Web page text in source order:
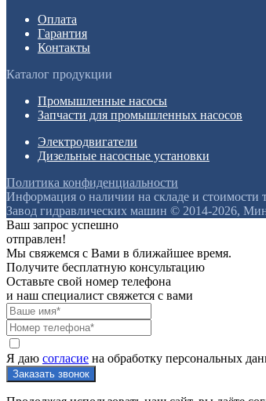
Оплата
Гарантия
Контакты
Каталог продукции
Промышленные насосы
Запчасти для промышленных насосов
Электродвигатели
Дизельные насосные установки
Политика конфиденциальности
Информация о наличии на складе и стоимости
Завод гидравлических машин © 2014-2026,
Ваш запрос успешно
отправлен!
Мы свяжемся с Вами в ближайшее время.
Получите бесплатную консультацию
Оставьте свой номер телефона
и наш специалист свяжется с вами
Я даю согласие на обработку персональных